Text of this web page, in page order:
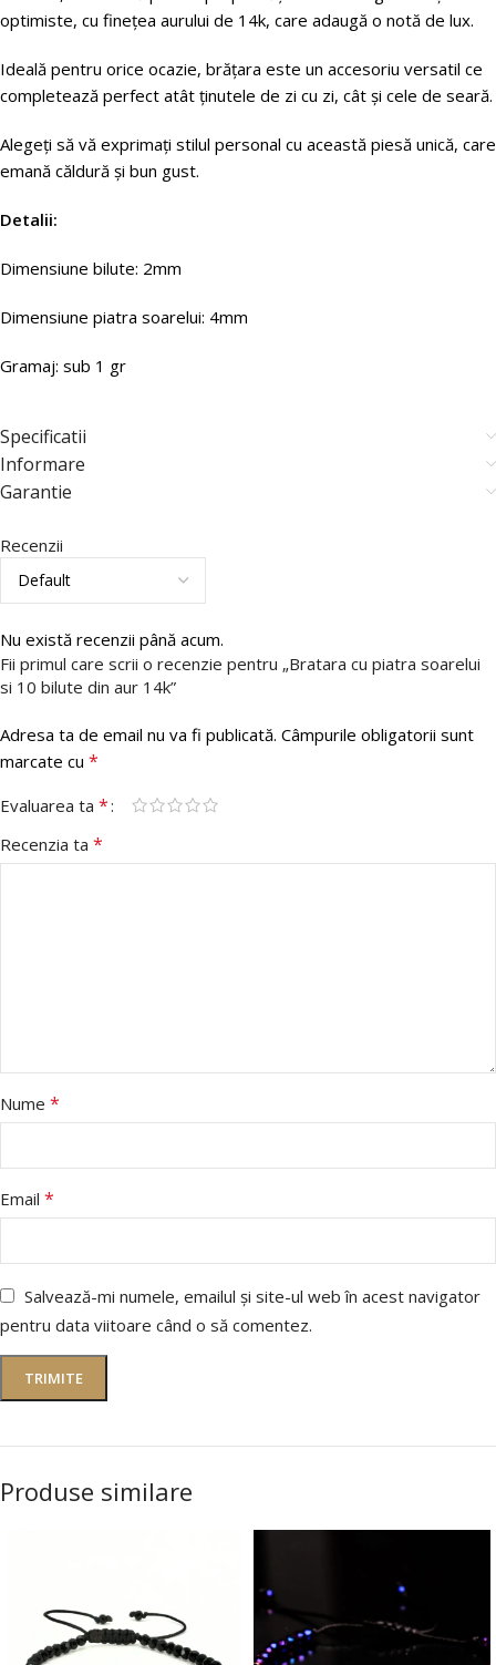
optimiste, cu finețea aurului de 14k, care adaugă o notă de lux.
Ideală pentru orice ocazie, brățara este un accesoriu versatil ce
completează perfect atât ținutele de zi cu zi, cât și cele de seară.
Alegeți să vă exprimați stilul personal cu această piesă unică, care
emană căldură și bun gust.
Detalii:
Dimensiune bilute: 2mm
Dimensiune piatra soarelui: 4mm
Gramaj: sub 1 gr
Specificatii
Informare
Garantie
Recenzii
Nu există recenzii până acum.
Fii primul care scrii o recenzie pentru „Bratara cu piatra soarelui
si 10 bilute din aur 14k”
Adresa ta de email nu va fi publicată. Câmpurile obligatorii sunt
marcate cu *
Evaluarea ta *
Recenzia ta *
Nume *
Email *
Salvează-mi numele, emailul și site-ul web în acest navigator
pentru data viitoare când o să comentez.
Produse similare